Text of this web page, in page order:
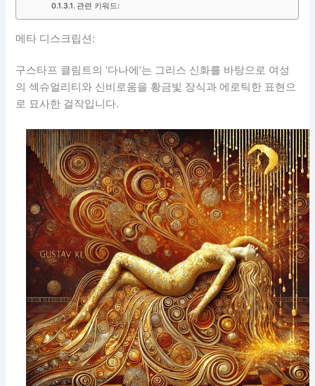
관련 키워드:
메타 디스크립션:
구스타프 클림트의 ‘다나에’는 그리스 신화를 바탕으로 여성
의 섹슈얼리티와 신비로움을 황금빛 장식과 에로틱한 표현으
로 묘사한 걸작입니다.